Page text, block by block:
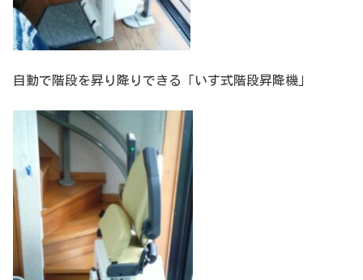
自動で階段を昇り降りできる「いす式階段昇降機」